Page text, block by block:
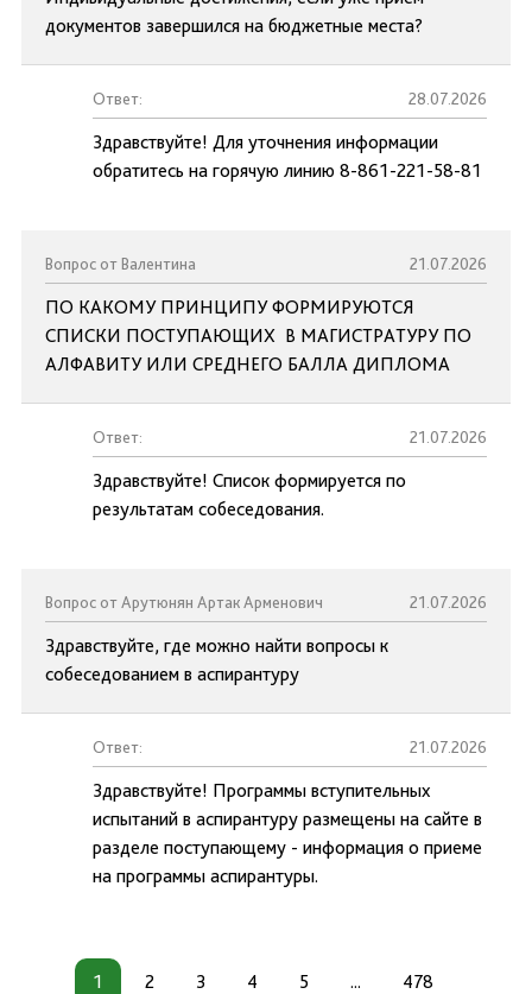
документов завершился на бюджетные места?
Ответ: 28.07.2026
Здравствуйте! Для уточнения информации
обратитесь на горячую линию 8-861-221-58-81
Вопрос от Валентина 21.07.2026
ПО КАКОМУ ПРИНЦИПУ ФОРМИРУЮТСЯ
СПИСКИ ПОСТУПАЮЩИХ В МАГИСТРАТУРУ ПО
АЛФАВИТУ ИЛИ СРЕДНЕГО БАЛЛА ДИПЛОМА
Ответ: 21.07.2026
Здравствуйте! Список формируется по
результатам собеседования.
Вопрос от Арутюнян Артак Арменович 21.07.2026
Здравствуйте, где можно найти вопросы к
собеседованием в аспирантуру
Ответ: 21.07.2026
Здравствуйте! Программы вступительных
испытаний в аспирантуру размещены на сайте в
разделе поступающему - информация о приеме
на программы аспирантуры.
1 2 3 4 5 ... 478